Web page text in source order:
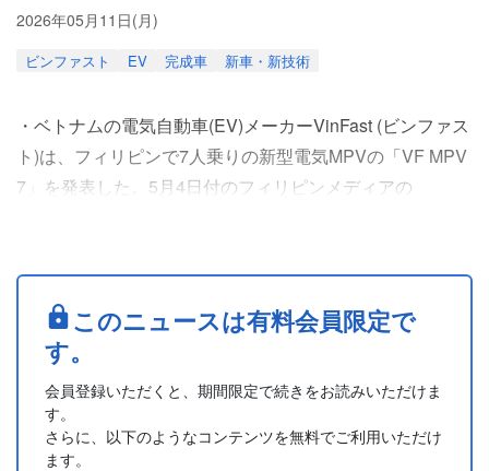
2026年05月11日(月)
ビンファスト EV 完成車 新車・新技術
・ベトナムの電気自動車(EV)メーカーVinFast (ビンファス
ト)は、フィリピンで7人乗りの新型電気MPVの「VF MPV
7」を発表した。5月4日付のフィリピンメディアの
以外のモデルとなる。価格は151万8,000フィリピンペソ
(約390万円)から。バッテリーのサブスクリプション(定額
課金)を利用する場合の価格は....
このニュースは有料会員限定で
す。
会員登録いただくと、期間限定で続きをお読みいただけま
す。
さらに、以下のようなコンテンツを無料でご利用いただけ
ます。